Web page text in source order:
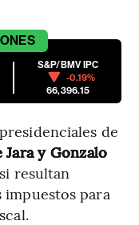
S&P/BMV IPC
-0.19%
66,396.15
de
Jara y Gonzalo
resultan
impuestos para